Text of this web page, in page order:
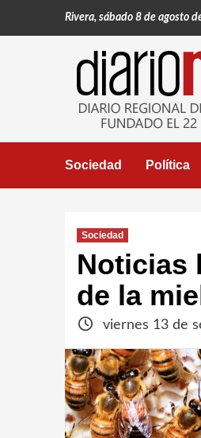
Rivera, sábado 8 de agosto
Sociedad Política
Sociedad
Noticias
de la
viernes 13 de